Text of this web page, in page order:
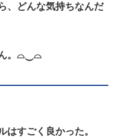
、どんな気持ちなんだ
ん。⌓‿⌓
はすごく良かった。